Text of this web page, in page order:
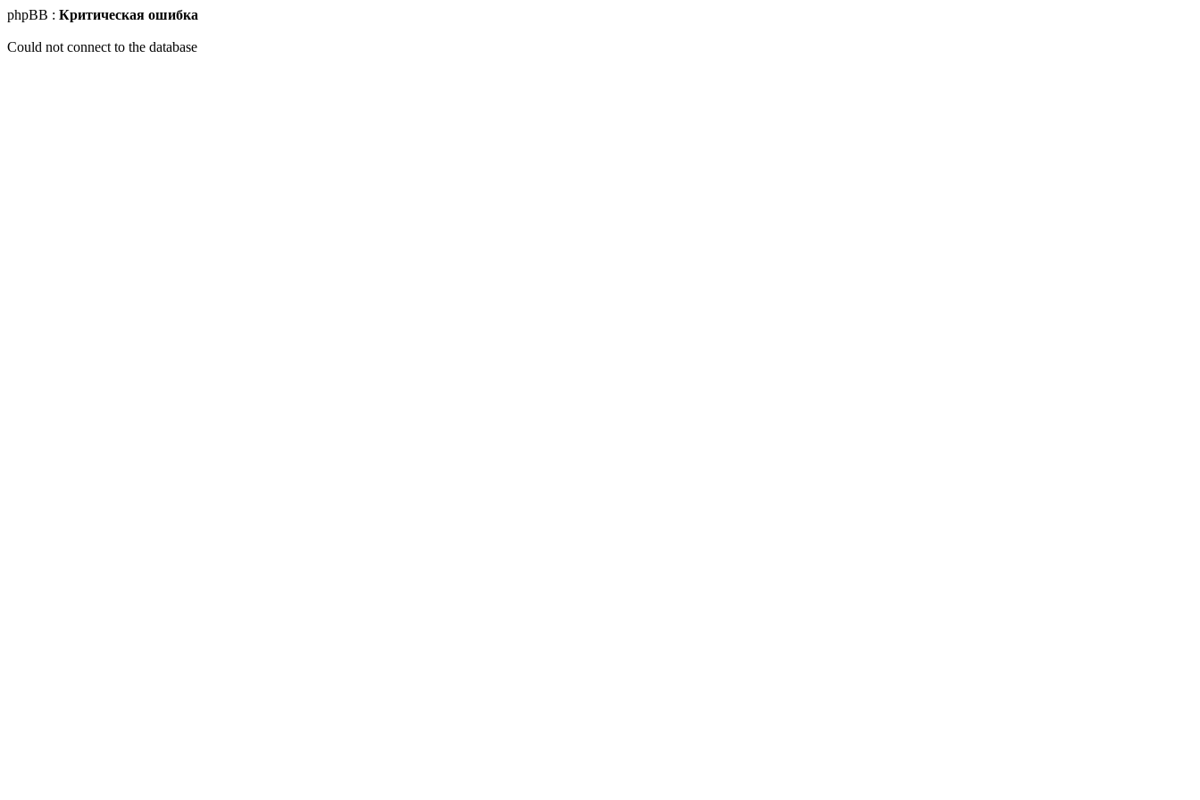
phpBB : Критическая ошибка
Could not connect to the database